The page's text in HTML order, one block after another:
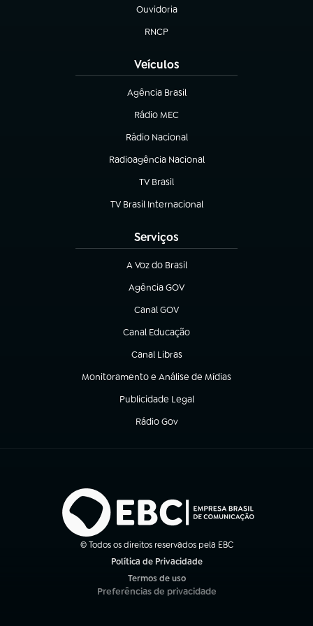
Ouvidoria
(abre em nova aba)
RNCP
(abre em nova aba)
Veículos
Agência Brasil
(abre em nova aba)
Rádio MEC
(abre em nova aba)
Rádio Nacional
Radioagência Nacional
(abre em nova aba)
TV Brasil
(abre em nova aba)
TV Brasil Internacional
(abre em nova aba)
Serviços
A Voz do Brasil
(abre em nova aba)
Agência GOV
(abre em nova aba)
Canal GOV
(abre em nova aba)
Canal Educação
(abre em nova aba)
Canal Libras
(abre em nova aba)
Monitoramento e Análise de Mídias
(abre em nova aba)
Publicidade Legal
(abre em nova aba)
Rádio Gov
(abre em nova aba)
© Todos os direitos reservados pela EBC
Política de Privacidade
Termos de uso
(abre em nova aba)
Preferências de privacidade